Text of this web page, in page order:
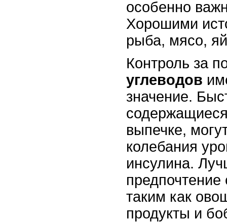
особенно
Хорошими
рыба, мясо,
Контроль за
углеводов
значение.
выпечке,
колебания
инсулина.
таким как
продукты и